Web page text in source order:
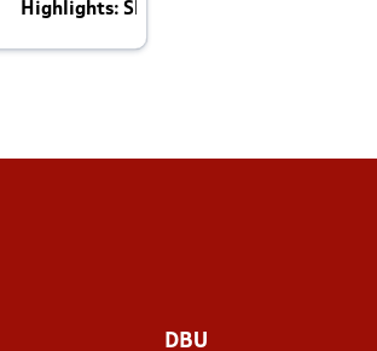
Highlights: Skotland - Danmark 4-2
DBU